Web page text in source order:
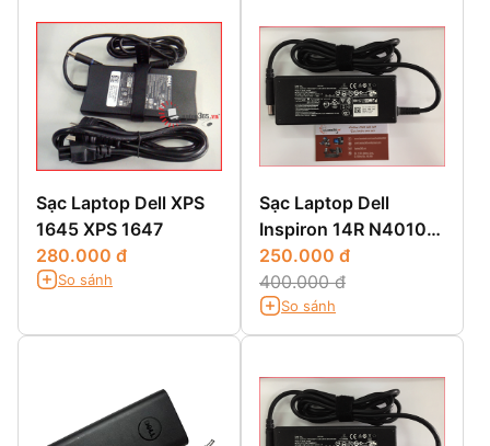
Sạc Laptop Dell XPS
1645 XPS 1647
280.000 đ
So sánh
Sạc Laptop Dell
Inspiron 14R N4010
14R N4110 14R 5420
250.000 đ
400.000 đ
So sánh